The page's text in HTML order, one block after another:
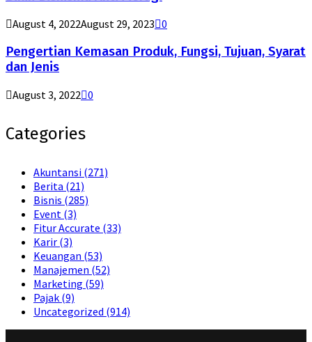
August 4, 2022August 29, 2023 0
Pengertian Kemasan Produk, Fungsi, Tujuan, Syarat
dan Jenis
August 3, 2022 0
Categories
Akuntansi (271)
Berita (21)
Bisnis (285)
Event (3)
Fitur Accurate (33)
Karir (3)
Keuangan (53)
Manajemen (52)
Marketing (59)
Pajak (9)
Uncategorized (914)